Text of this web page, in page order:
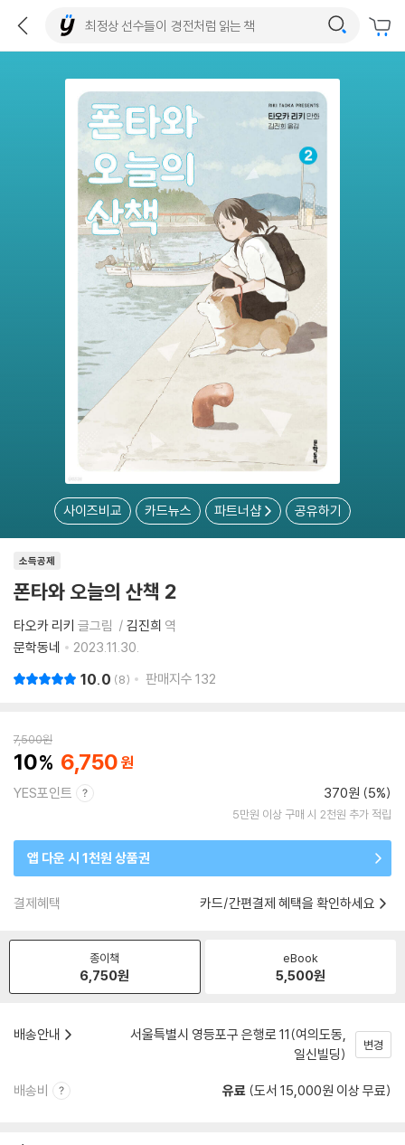
사이즈비교 카드뉴스 파트너샵 공유하기
소득공제
폰타와 오늘의 산책 2
타오카 리키 글그림 김진희 역
문학동네
2023.11.30.
10.0 8 판매지수 132
7,500원
10 6,750
YES포인트 370원 (5%)
5만원 이상 구매 시 2천원 추가 적립
앱 다운 시 1천원 상품권
결제혜택 카드/간편결제 혜택을 확인하세요
종이책
6,750원
eBook
5,500원
배송안내
서울특별시 영등포구 은행로 11(여의도동,
일신빌딩)
변경
배송비 유료 (도서 15,000원 이상 무료)